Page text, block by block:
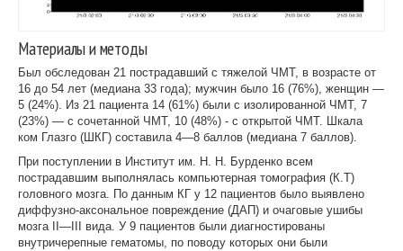
Материалы и методы
Был обследован 21 пострадавший с тяжелой ЧМТ, в возрасте от
16 до 54 лет (медиана 33 года); мужчин было 16 (76%), женщин —
5 (24%). Из 21 пациента 14 (61%) были с изолированной ЧМТ, 7
(23%) — с сочетанной ЧМТ, 10 (48%) - с открытой ЧМТ. Шкала
ком Глазго (ШКГ) составила 4—8 баллов (медиана 7 баллов).
При поступлении в Институт им. Н. Н. Бурденко всем
пострадавшим выполнялась компьютерная томография (К.Т)
головного мозга. По данным КГ у 12 пациентов было выявлено
диффузно-аксональное повреждение (ДАП) и очаговые ушибы
мозга II—III вида. У 9 пациентов были диагностированы
внутричерепные гематомы, по поводу которых они были